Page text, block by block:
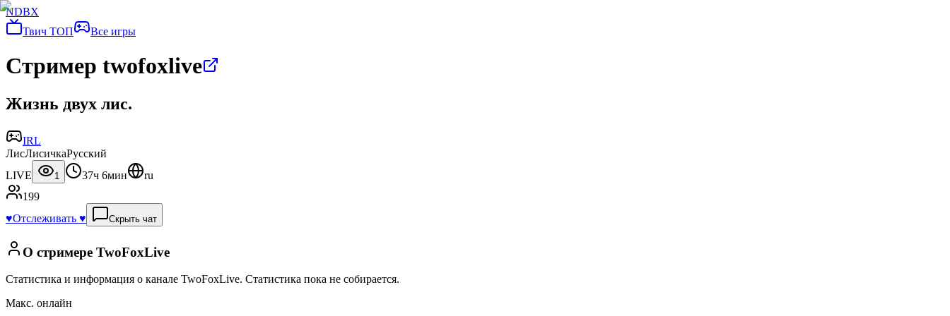
NDBX
Твич ТОП
Все игры
Стример twofoxlive
Жизнь двух лис.
IRL
ЛисЛисичкаРусский
LIVE
1 37ч 6мин
ru
199
♥️Отслеживать ♥️ Скрыть чат
О стримере TwoFoxLive
Статистика и информация о канале TwoFoxLive. Статистика пока не собирается.
Макс. онлайн